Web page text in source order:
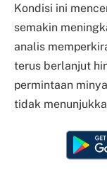
Kondisi ini
semakin
analis
terus berlanjut
permintaan
tidak